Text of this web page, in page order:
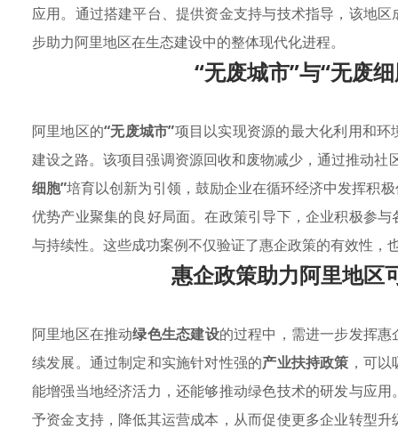
应用。通过搭建平台、提供资金支持与技术指导，该地
步助力阿里地区在生态建设中的整体现代化进程。
“无废城市”与“无废
阿里地区的“无废城市”项目以实现资源的最大化利用和
建设之路。该项目强调资源回收和废物减少，通过推动
细胞”培育以创新为引领，鼓励企业在循环经济中发挥积
优势产业聚集的良好局面。在政策引导下，企业积极参
与持续性。这些成功案例不仅验证了惠企政策的有效性
惠企政策助力阿里地区
阿里地区在推动绿色生态建设的过程中，需进一步发挥
续发展。通过制定和实施针对性强的产业扶持政策 ，可
能增强当地经济活力，还能够推动绿色技术的研发与应
予资金支持，降低其运营成本，从而促使更多企业转型